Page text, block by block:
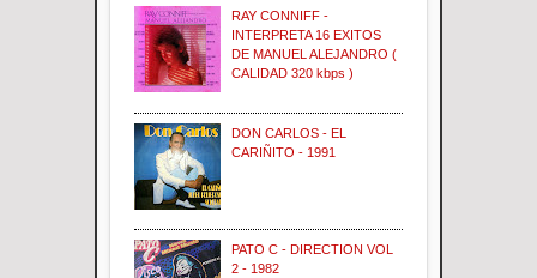
RAY CONNIFF -
INTERPRETA 16 EXITOS
DE MANUEL ALEJANDRO (
CALIDAD 320 kbps )
DON CARLOS - EL
CARIÑITO - 1991
PATO C - DIRECTION VOL
2 - 1982